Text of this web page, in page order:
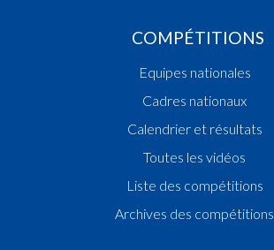
COMPÉTITIONS
Equipes nationales
Cadres nationaux
Calendrier et résultats
Toutes les vidéos
Liste des compétitions
Archives des compétitions